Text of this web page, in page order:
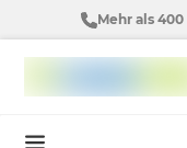
Mehr als